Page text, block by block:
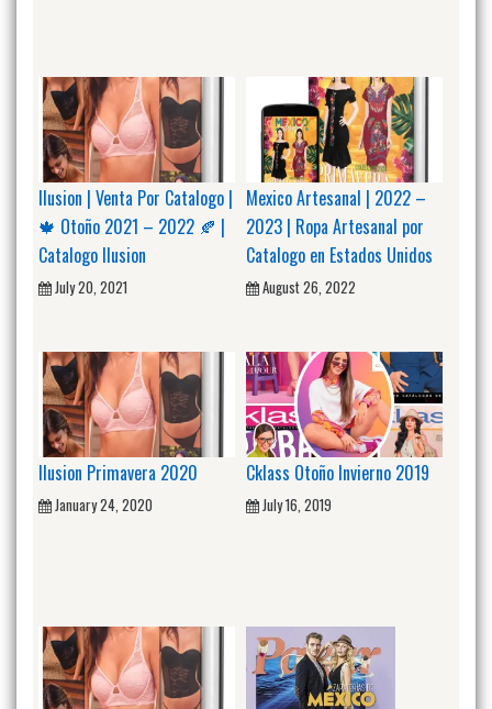
Ilusion | Venta Por Catalogo |
🍁 Otoño 2021 – 2022 🍂 |
Catalogo Ilusion
July 20, 2021
Mexico Artesanal | 2022 –
2023 | Ropa Artesanal por
Catalogo en Estados Unidos
August 26, 2022
Ilusion Primavera 2020
January 24, 2020
Cklass Otoño Invierno 2019
July 16, 2019